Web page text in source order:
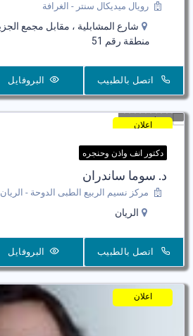
رويال ميديكال سنتر - الغرافة
منطقة رقم 51
اتصل بالطبيب البروفايل
اعلان
دكتور انف واذن وحنجره
د. سوما ساندران
مركز نسيم الربيع الطبى الدوحة - الريان
الريان
اتصل بالطبيب البروفايل
اعلان